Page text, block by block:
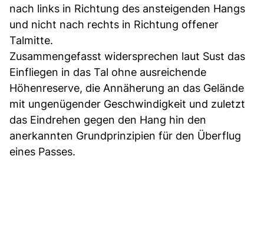
nach links in Richtung des ansteigenden Hangs
und nicht nach rechts in Richtung offener
Talmitte.
Zusammengefasst widersprechen laut Sust das
Einfliegen in das Tal ohne ausreichende
Höhenreserve, die Annäherung an das Gelände
mit ungenügender Geschwindigkeit und zuletzt
das Eindrehen gegen den Hang hin den
anerkannten Grundprinzipien für den Überflug
eines Passes.